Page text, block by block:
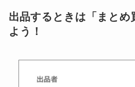
出品するときは「まとめ
よう！